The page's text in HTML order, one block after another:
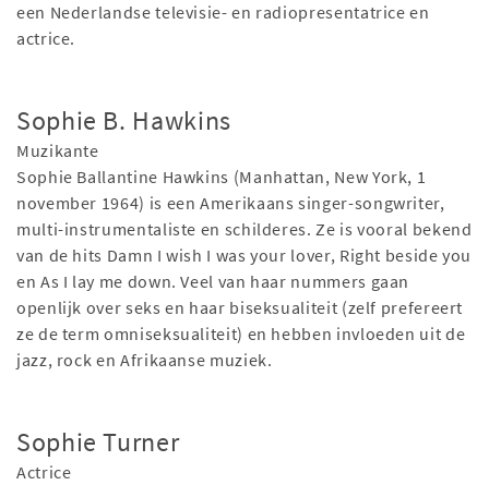
een Nederlandse televisie- en radiopresentatrice en
actrice.
Sophie B. Hawkins
Muzikante
Sophie Ballantine Hawkins (Manhattan, New York, 1
november 1964) is een Amerikaans singer-songwriter,
multi-instrumentaliste en schilderes. Ze is vooral bekend
van de hits Damn I wish I was your lover, Right beside you
en As I lay me down. Veel van haar nummers gaan
openlijk over seks en haar biseksualiteit (zelf prefereert
ze de term omniseksualiteit) en hebben invloeden uit de
jazz, rock en Afrikaanse muziek.
Sophie Turner
Actrice